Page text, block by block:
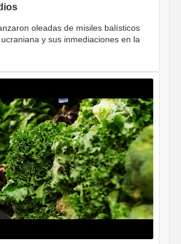
oleadas de misiles balísticos
y sus inmediaciones en la